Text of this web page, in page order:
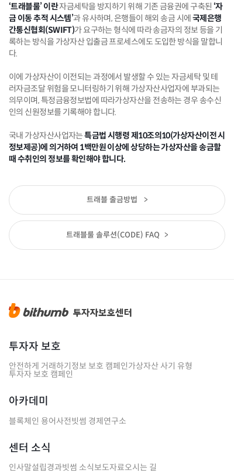
‘트래블룰’ 이란자금세탁을 방지하기 위해 기존 금융권에 구축된 ‘자
금 이동 추적 시스템’과 유사하며, 은행들이 해외 송금 시에국제은행
간통신협회(SWIFT)가 요구하는 형식에 따라 송금자의 정보 등을 기
록하는 방식을 가상자산 입출금 프로세스에도 도입한 방식을 말합니
다.
이에 가상자산이 이전되는 과정에서 발생할 수 있는 자금세탁 및 테
러자금조달 위험을 모니터링하기 위해 가상자산사업자에 부과되는
의무이며, 특정금융정보법에 따라가상자산을 전송하는 경우 송수신
인의 신원정보를 기록해야 합니다.
국내 가상자산사업자는특금법 시행령 제10조의10(가상자산이전 시
정보제공)에 의거하여 1백만원 이상에 상당하는 가상자산을 송금할
때 수취인의 정보를 확인해야 합니다.
트래블 출금방법 >
트래블룰 솔루션(CODE) FAQ >
투자자 보호
안전하게 거래하기 정보 보호 캠페인가상자산 사기 유형
투자자 보호 캠페인
아카데미
블록체인 용어사전빗썸 경제연구소
센터 소식
인사말설립경과빗썸 소식보도자료오시는 길